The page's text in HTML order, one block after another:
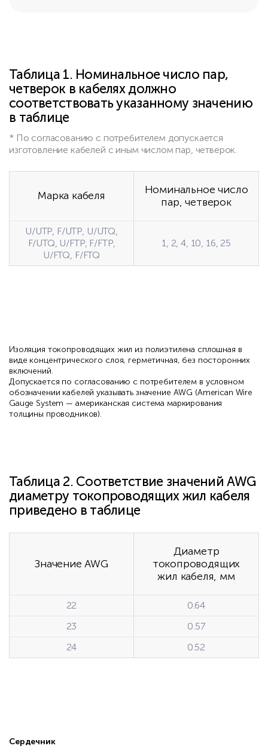
Таблица 1. Номинальное число пар,
четверок в кабелях должно
соответствовать указанному значению
в таблице
* По согласованию с потребителем допускается
изготовление кабелей с иным числом пар, четверок.
Марка кабеля
Номинальное число
пар, четверок
U/UTP, F/UTP, U/UTQ,
F/UTQ, U/FTP, F/FTP,
U/FTQ, F/FTQ
1, 2, 4, 10, 16, 25
Изоляция токопроводящих жил из полиэтилена сплошная в
виде концентрического слоя, герметичная, без посторонних
включений.
Допускается по согласованию с потребителем в условном
обозначении кабелей указывать значение AWG (American Wire
Gauge System — американская система маркирования
толщины проводников).
Таблица 2. Соответствие значений AWG
диаметру токопроводящих жил кабеля
приведено в таблице
Значение AWG
Диаметр
токопроводящих
жил кабеля, мм
22
0.64
23
0.57
24
0.52
Сердечник